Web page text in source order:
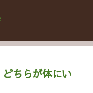
ちらが体にい